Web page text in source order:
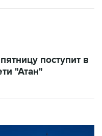
"Атан"